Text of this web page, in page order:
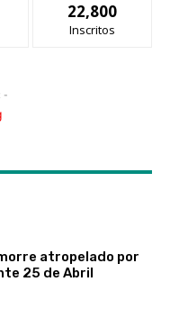
22,800
Inscritos
-
atropelado por
25 de Abril